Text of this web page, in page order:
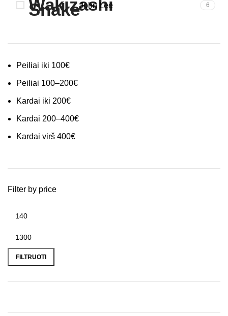
John Lee 6
Peiliai iki 100€
Peiliai 100–200€
Kardai iki 200€
Kardai 200–400€
Kardai virš 400€
Filter by price
FILTRUOTI